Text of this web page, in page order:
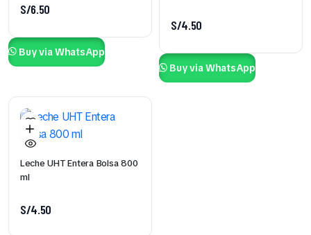
S/6.50
Buy via WhatsApp
S/4.50
Buy via WhatsApp
Leche UHT Entera Bolsa 800
ml
S/4.50